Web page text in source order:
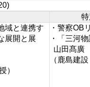
域と連携す
展開と展
）
・警察OB
・「三河
山田髙廣
（鹿島建